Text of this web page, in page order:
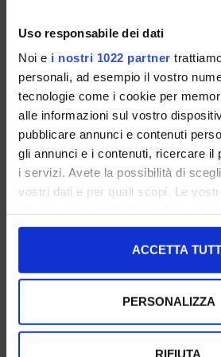
Uso responsabile dei dati
Noi e i nostri 1022 partner
personali, ad esempio il vostro
tecnologie come i cookie per
alle informazioni sul vostro
pubblicare annunci e contenuti
gli annunci e i contenuti, ricercare il
i servizi. Avete la possibilità di
vostri dati e per quali scopi. Le
in cui avete effettuato le vostre
modificare o revocare il proprio
momento dalla Dichiarazione sui
Con il tuo consenso, vorremmo
raccogliere informazioni
ACCETTA
PERSONALIZZA
RIFIUTA
Ballerine Donna Nere In Pelle
35 36 37 38 39 40 41 42